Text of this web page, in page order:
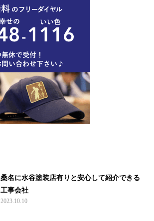
桑名に水谷塗装店有りと安心して紹介できる
工事会社
2023.10.10